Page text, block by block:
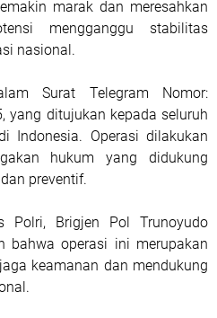
marak dan meresahkan
mengganggu stabilitas
nasional.
Surat Telegram Nomor:
yang ditujukan kepada seluruh
Indonesia. Operasi dilakukan
hukum yang didukung
preventif.
Polri, Brigjen Pol Trunoyudo
bahwa operasi ini merupakan
keamanan dan mendukung